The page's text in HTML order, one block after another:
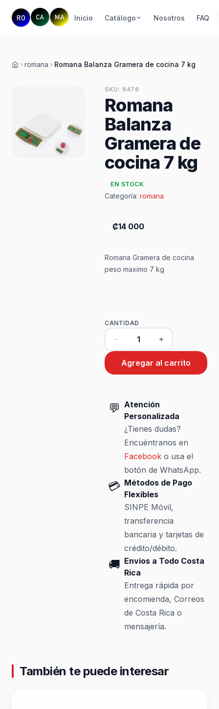
Inicio Catálogo Nosotros FAQ
Inicio
romana Romana Balanza Gramera de cocina 7 kg
SKU: 6476
Romana
Balanza
Gramera de
cocina 7 kg
EN STOCK
Categoría: romana
₡14 000
Romana Gramera de cocina
peso maximo 7 kg
CANTIDAD
Agregar al carrito
💬 Atención
Personalizada
¿Tienes dudas?
Encuéntranos en
Facebooko usa el
botón de WhatsApp.
💳 Métodos de Pago
Flexibles
SINPE Móvil,
transferencia
bancaria y tarjetas de
crédito/débito.
🚚 Envíos a Todo Costa
Rica
Entrega rápida por
encomienda, Correos
de Costa Rica o
mensajería.
También te puede interesar